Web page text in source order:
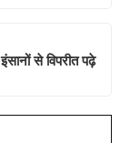
से विपरीत पढ़े